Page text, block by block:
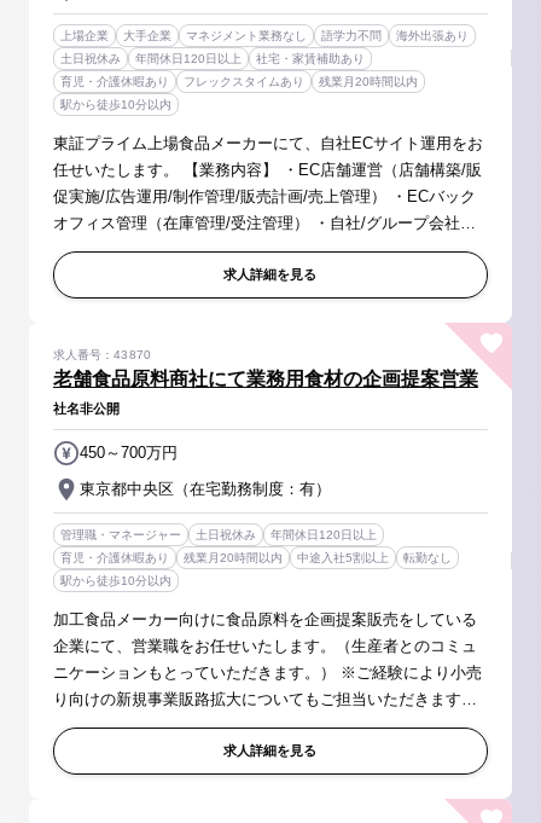
上場企業 大手企業 マネジメント業務なし 語学力不問
海外出張あり
土日祝休み
年間休日120日以上
社宅・家賃補助あり
育児・介護休暇あり
フレックスタイムあり
残業月20時間以内
駅から徒歩10分以内
東証プライム上場食品メーカーにて、自社ECサイト運用をお
任せいたします。 【業務内容】 ・EC店舗運営（店舗構築/販
促実施/広告運用/制作管理/販売計画/売上管理） ・ECバック
オフィス管理（在庫管理/受注管理） ・自社/グループ会社の
ブランドチームとの連携 ・その他関連する実務全般 ※ご経験
に応じてECサイ...
求人詳細を見る
老舗食品原料商社にて業務用食材の企画提案営業
求人番号：43870
社名非公開
東京都中央区（在宅勤務制度：有）
450～700万円
管理職・マネージャー 土日祝休み
年間休日120日以上
育児・介護休暇あり
残業月20時間以内 中途入社5割以上
転勤なし
駅から徒歩10分以内
加工食品メーカー向けに食品原料を企画提案販売をしている
企業にて、営業職をお任せいたします。（生産者とのコミュ
ニケーションもとっていただきます。） ※ご経験により小売
り向けの新規事業販路拡大についてもご担当いただきます
【業務内容】 ◆業務用食材の企画提案営業 ・既存加工食品メ
ーカーのニーズをヒア...求人詳細を見る